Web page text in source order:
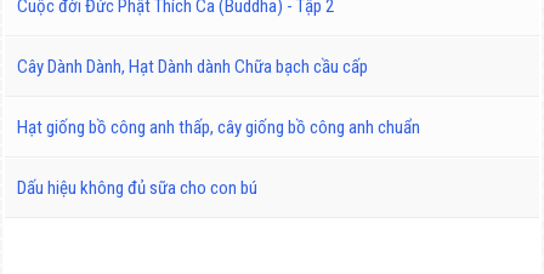
Cuộc đời Đức Phật Thích Ca (Buddha) - Tập 2
Cây Dành Dành, Hạt Dành dành Chữa bạch cầu cấp
Hạt giống bồ công anh thấp, cây giống bồ công anh chuẩn
Dấu hiệu không đủ sữa cho con bú